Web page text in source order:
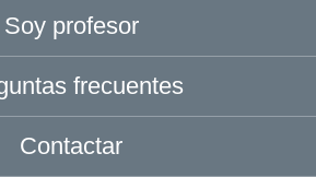
Soy profesor
frecuentes
Contactar